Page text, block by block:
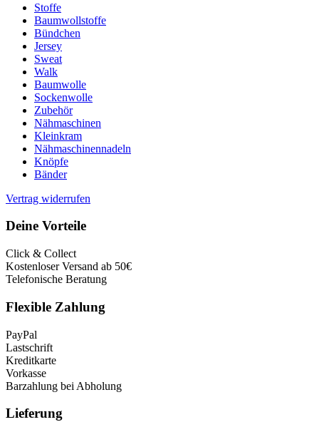
Stoffe
Baumwollstoffe
Bündchen
Jersey
Sweat
Walk
Baumwolle
Sockenwolle
Zubehör
Nähmaschinen
Kleinkram
Nähmaschinennadeln
Knöpfe
Bänder
Vertrag widerrufen
Deine Vorteile
Click & Collect
Kostenloser Versand ab 50€
Telefonische Beratung
Flexible Zahlung
PayPal
Lastschrift
Kreditkarte
Vorkasse
Barzahlung bei Abholung
Lieferung